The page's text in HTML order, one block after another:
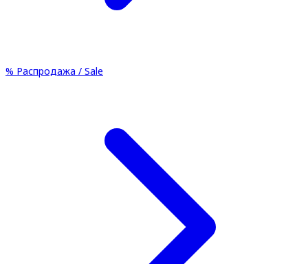
% Распродажа / Sale